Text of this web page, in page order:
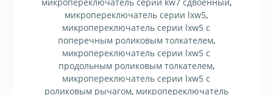
микропереключатель серии lxw5,
микропереключатель серии lxw5 с
поперечным роликовым толкателем,
микропереключатель серии lxw5 с
продольным роликовым толкателем,
микропереключатель серии lxw5 с
роликовым рычагом, микропереключатель